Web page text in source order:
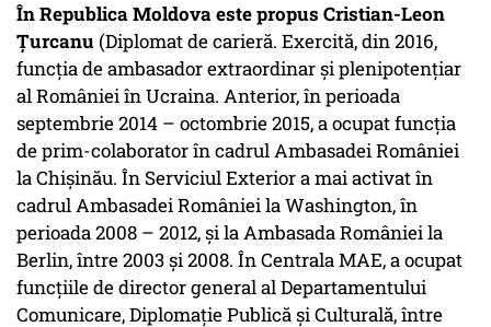
În Republica Moldova este propus Cristian-Leon
Țurcanu (Diplomat de carieră. Exercită, din 2016,
funcția de ambasador extraordinar și plenipotențiar
al României în Ucraina. Anterior, în perioada
septembrie 2014 – octombrie 2015, a ocupat funcția
de prim-colaborator în cadrul Ambasadei României
la Chișinău. În Serviciul Exterior a mai activat în
cadrul Ambasadei României la Washington, în
perioada 2008 – 2012, și la Ambasada României la
Berlin, între 2003 și 2008. În Centrala MAE, a ocupat
funcțiile de director general al Departamentului
Comunicare, Diplomație Publică și Culturală, între